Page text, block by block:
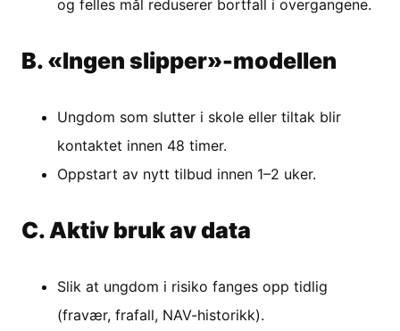
og felles mål reduserer bortfall i overgangene.
B. «Ingen slipper»-modellen
Ungdom som slutter i skole eller tiltak blir
kontaktet innen 48 timer.
Oppstart av nytt tilbud innen 1–2 uker.
C. Aktiv bruk av data
Slik at ungdom i risiko fanges opp tidlig
(fravær, frafall, NAV-historikk).